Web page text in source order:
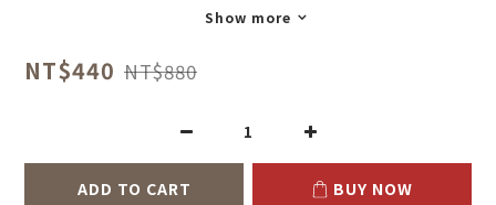
Show more
NT$440 NT$880
ADD TO CART BUY NOW